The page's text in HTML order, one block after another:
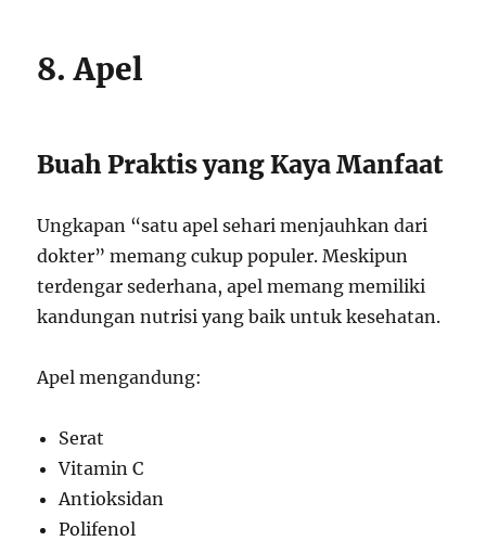
8. Apel
Buah Praktis yang Kaya Manfaat
Ungkapan “satu apel sehari menjauhkan dari
dokter” memang cukup populer. Meskipun
terdengar sederhana, apel memang memiliki
kandungan nutrisi yang baik untuk kesehatan.
Apel mengandung:
Serat
Vitamin C
Antioksidan
Polifenol